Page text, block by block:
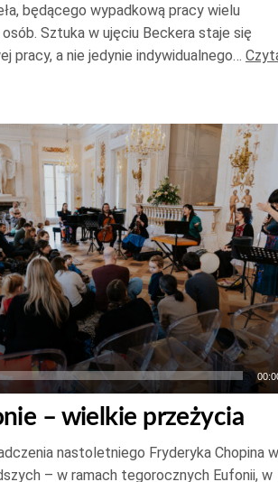
będącego wypadkową pracy wielu
Sztuka w ujęciu Beckera staje się
pracy, a nie jedynie indywidualnego…
– wielkie przeżycia
nastoletniego Fryderyka Chopina w
– w ramach tegorocznych Eufonii, w